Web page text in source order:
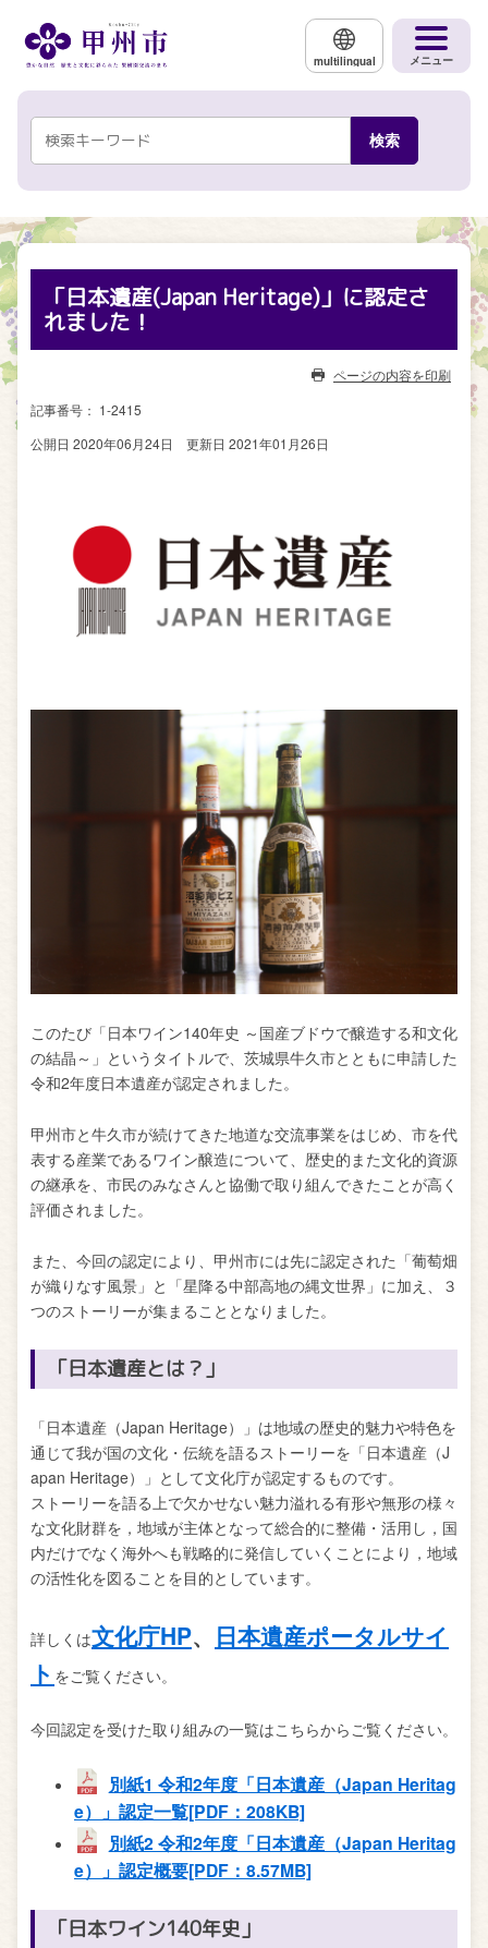
multilingual メニュー
「日本遺産(Japan Heritage)」に認定さ
れました！
ページの内容を印刷
記事番号： 1-2415
公開日 2020年06月24日
更新日 2021年01月26日
このたび「日本ワイン140年史 ～国産ブドウで醸造する和文化
の結晶～」というタイトルで、茨城県牛久市とともに申請した
令和2年度日本遺産が認定されました。
甲州市と牛久市が続けてきた地道な交流事業をはじめ、市を代
表する産業であるワイン醸造について、歴史的また文化的資源
の継承を、市民のみなさんと協働で取り組んできたことが高く
評価されました。
また、今回の認定により、甲州市には先に認定された「葡萄畑
が織りなす風景」と「星降る中部高地の縄文世界」に加え、３
つのストーリーが集まることとなりました。
「日本遺産とは？」
「日本遺産（Japan Heritage）」は地域の歴史的魅力や特色を
通じて我が国の文化・伝統を語るストーリーを「日本遺産（J
apan Heritage）」として文化庁が認定するものです。
ストーリーを語る上で欠かせない魅力溢れる有形や無形の様々
な文化財群を，地域が主体となって総合的に整備・活用し，国
内だけでなく海外へも戦略的に発信していくことにより，地域
の活性化を図ることを目的としています。
詳しくは文化庁HP、 日本遺産ポータルサイ
ト をご覧ください。
今回認定を受けた取り組みの一覧はこちらからご覧ください。
別紙1 令和2年度「日本遺産（Japan Heritag
e）」認定一覧[PDF：208KB]
別紙2 令和2年度「日本遺産（Japan Heritag
e）」認定概要[PDF：8.57MB]
「日本ワイン140年史」